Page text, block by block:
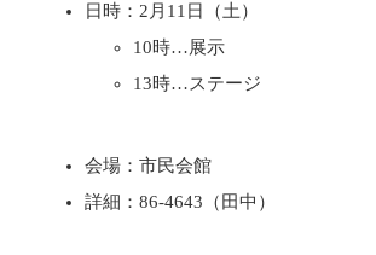
日時：2月11日（土）
10時…展示
13時…ステージ
会場：市民会館
詳細：86-4643（田中）